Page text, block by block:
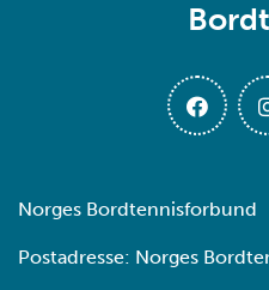
Norges Bordtennisforbund
Postadresse: Norges